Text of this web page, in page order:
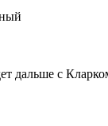
дальше с